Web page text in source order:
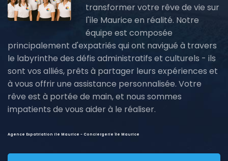
transformer votre rêve de vie sur
l'île Maurice en réalité. Notre
équipe est composée
principalement d'expatriés qui ont navigué à travers
le labyrinthe des défis administratifs et culturels - ils
sont vos alliés, prêts à partager leurs expériences et
à vous offrir une assistance personnalisée. Votre
rêve est à portée de main, et nous sommes
impatients de vous aider à le réaliser.
Agence Expatriation ile Maurice - Conciergerie île Maurice